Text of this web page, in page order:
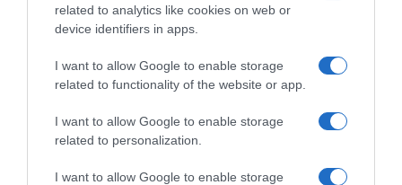
related to analytics like cookies on web or
device identifiers in apps.
I want to allow Google to enable storage
related to functionality of the website or app.
I want to allow Google to enable storage
related to personalization.
I want to allow Google to enable storage